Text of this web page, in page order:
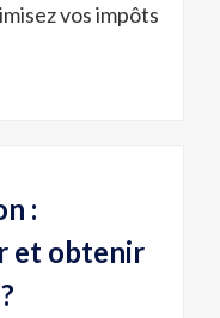
vos impôts
:
et obtenir